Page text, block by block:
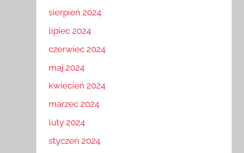
sierpień 2024
lipiec 2024
czerwiec 2024
maj 2024
kwiecień 2024
marzec 2024
luty 2024
styczeń 2024